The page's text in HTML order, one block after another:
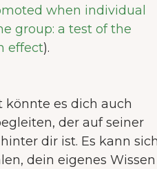
when individual
group: a test of the
effect).
könnte es dich auch
der auf seiner
dir ist. Es kann
dein eigenes Wissen